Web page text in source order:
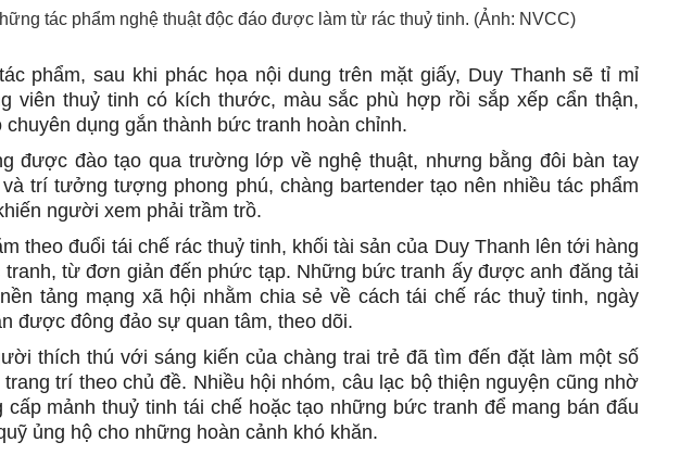
tác phẩm nghệ thuật độc đáo được làm từ rác thuỷ tinh. (Ảnh: NVCC)
phẩm, sau khi phác họa nội dung trên mặt giấy, Duy Thanh sẽ tỉ mỉ
viên thuỷ tinh có kích thước, màu sắc phù hợp rồi sắp xếp cẩn thận,
chuyên dụng gắn thành bức tranh hoàn chỉnh.
được đào tạo qua trường lớp về nghệ thuật, nhưng bằng đôi bàn tay
trí tưởng tượng phong phú, chàng bartender tạo nên nhiều tác phẩm
người xem phải trầm trồ.
theo đuổi tái chế rác thuỷ tinh, khối tài sản của Duy Thanh lên tới hàng
tranh, từ đơn giản đến phức tạp. Những bức tranh ấy được anh đăng tải
tảng mạng xã hội nhằm chia sẻ về cách tái chế rác thuỷ tinh, ngày
được đông đảo sự quan tâm, theo dõi.
thích thú với sáng kiến của chàng trai trẻ đã tìm đến đặt làm một số
trang trí theo chủ đề. Nhiều hội nhóm, câu lạc bộ thiện nguyện cũng nhờ
cấp mảnh thuỷ tinh tái chế hoặc tạo những bức tranh để mang bán đấu
ủng hộ cho những hoàn cảnh khó khăn.